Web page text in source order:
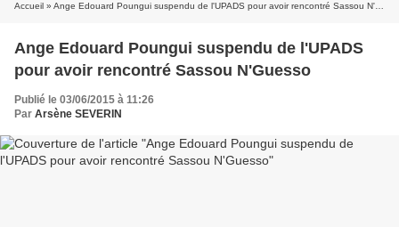
Accueil » Ange Edouard Poungui suspendu de l'UPADS pour avoir rencontré Sassou N'Guesso
Ange Edouard Poungui suspendu de l'UPADS
pour avoir rencontré Sassou N'Guesso
Publié le 03/06/2015 à 11:26
Par Arsène SEVERIN